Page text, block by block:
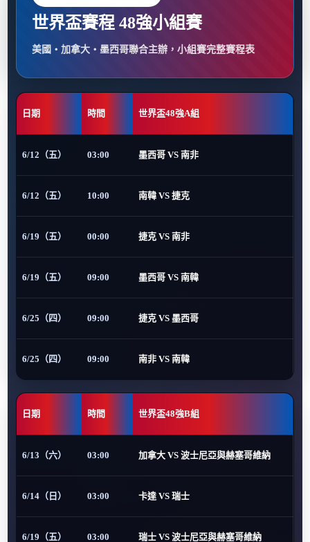
世界盃賽程 48強小組賽
美國・加拿大・墨西哥聯合主辦，小組賽完整賽程表
日期 時間 世界盃48強A組
6/12（五） 03:00 墨西哥 VS 南非
6/12（五） 10:00 南韓 VS 捷克
6/19（五） 00:00 捷克 VS 南非
6/19（五） 09:00 墨西哥 VS 南韓
6/25（四） 09:00 捷克 VS 墨西哥
6/25（四） 09:00 南非 VS 南韓
日期 時間 世界盃48強B組
6/13（六） 03:00 加拿大 VS 波士尼亞與赫塞哥維納
6/14（日） 03:00 卡達 VS 瑞士
6/19（五） 03:00 瑞士 VS 波士尼亞與赫塞哥維納